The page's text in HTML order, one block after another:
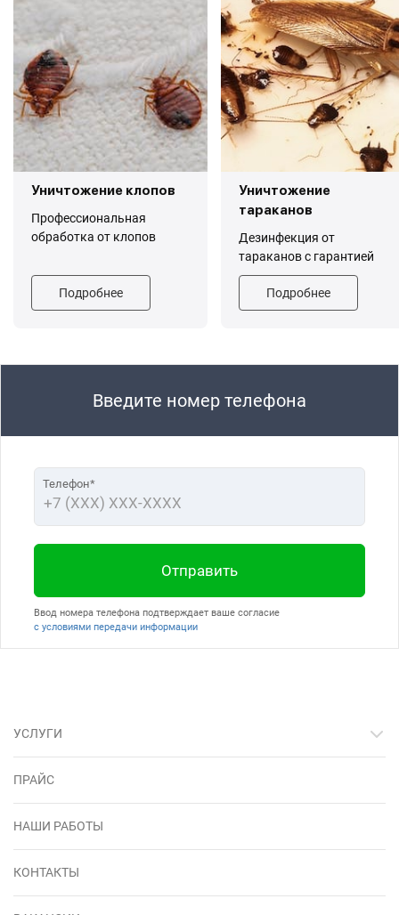
Уничтожение клопов
Профессиональная
обработка от клопов
Подробнее
Уничтожение
тараканов
Дезинфекция от
тараканов с гарантией
Подробнее
Введите номер телефона
Телефон*
Ввод номера телефона подтверждает ваше согласие
с условиями передачи информации
Отправить
УСЛУГИ
ПРАЙС
НАШИ РАБОТЫ
КОНТАКТЫ